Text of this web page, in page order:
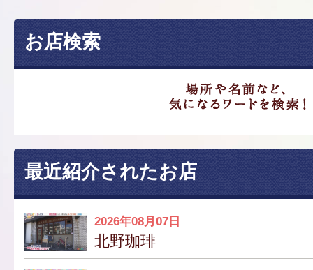
お店検索
最近紹介されたお店
2026年08月07日
北野珈琲